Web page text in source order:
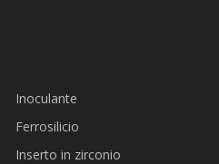
Inoculante
Ferrosilicio
Inserto in zirconio